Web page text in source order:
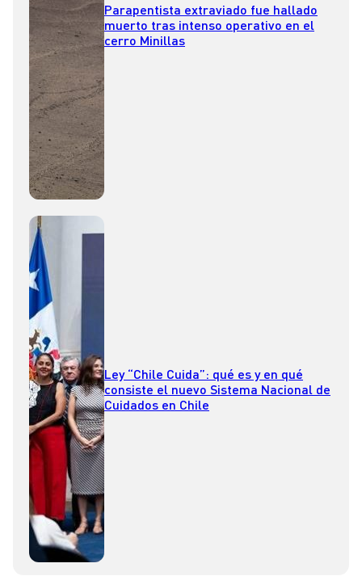
Parapentista extraviado fue hallado
muerto tras intenso operativo en el
cerro Minillas
Ley “Chile Cuida”: qué es y en qué
consiste el nuevo Sistema Nacional de
Cuidados en Chile